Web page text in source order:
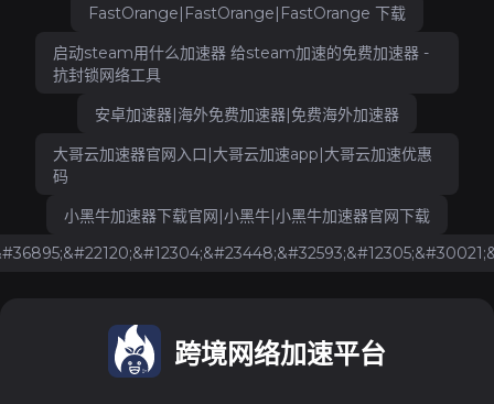
FastOrange|FastOrange|FastOrange 下载
启动steam用什么加速器 给steam加速的免费加速器 -
抗封锁网络工具
安卓加速器|海外免费加速器|免费海外加速器
大哥云加速器官网入口|大哥云加速app|大哥云加速优惠
码
小黑牛加速器下载官网|小黑牛|小黑牛加速器官网下载
跨境网络加速平台